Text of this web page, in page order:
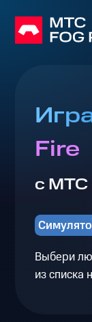
Fire
с МТС
Выбери
из списка